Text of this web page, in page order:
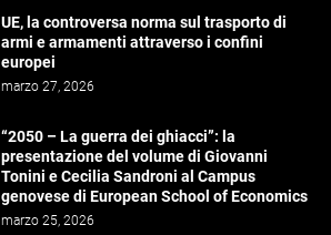
UE, la controversa norma sul trasporto di
armi e armamenti attraverso i confini
europei
marzo 27, 2026
“2050 – La guerra dei ghiacci”: la
presentazione del volume di Giovanni
Tonini e Cecilia Sandroni al Campus
genovese di European School of Economics
marzo 25, 2026